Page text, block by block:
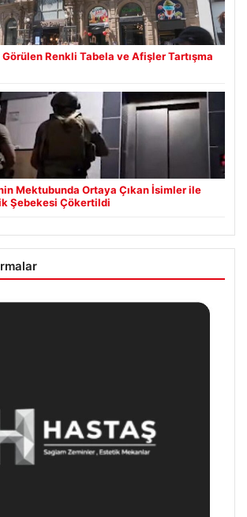
Görülen Renkli Tabela ve Afişler Tartışma
Mektubunda Ortaya Çıkan İsimler ile
Şebekesi Çökertildi